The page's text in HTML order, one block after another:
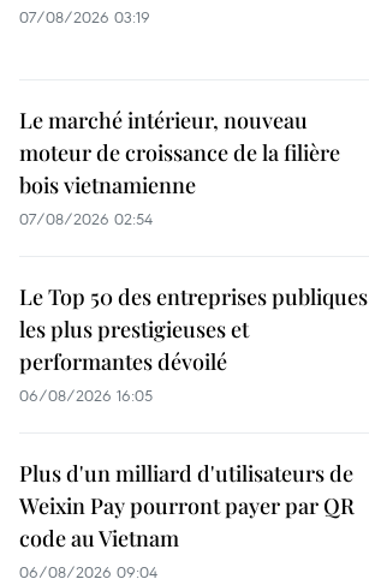
07/08/2026 03:19
Le marché intérieur, nouveau
moteur de croissance de la filière
bois vietnamienne
07/08/2026 02:54
Le Top 50 des entreprises publiques
les plus prestigieuses et
performantes dévoilé
06/08/2026 16:05
Plus d'un milliard d'utilisateurs de
Weixin Pay pourront payer par QR
code au Vietnam
06/08/2026 09:04